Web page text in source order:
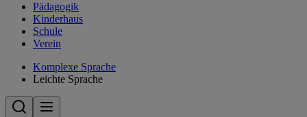
Pädagogik
Kinderhaus
Schule
Verein
Komplexe Sprache
Leichte Sprache